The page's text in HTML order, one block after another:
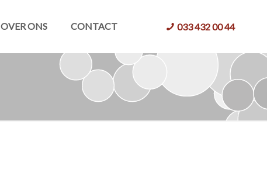
OVER ONS CONTACT 033 432 00 44